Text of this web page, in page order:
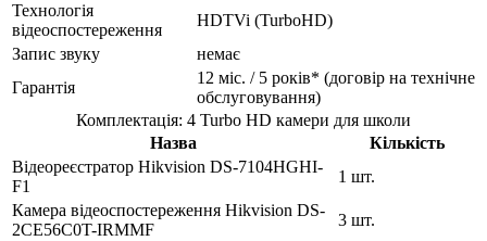
Технологія
відеоспостереження
HDTVi (TurboHD)
Запис звуку
немає
Гарантія
12 міс. / 5 років* (договір на технічне
обслуговування)
Комплектація: 4 Turbo HD камери для школи
Назва
Кількість
Відеореєстратор Hikvision DS-7104HGHI-
F1
1 шт.
Камера відеоспостереження Hikvision DS-
2CE56C0T-IRMMF
3 шт.